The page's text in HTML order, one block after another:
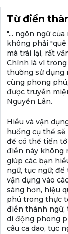
Từ điển
"... ngôn ngữ
không phải
mà trái lại, rất
Chính là vì
thường sử dụng
cùng phong
được truyền
Nguyễn Lân.
Hiểu và vận
huống cụ thể
để có thể tiến
điển này không
giúp các bạn
ngữ, tục ngữ;
vận dụng vào
sáng hơn, hiệu
phú trong thực
điển thành ngữ,
di động phong
câu ca dao, tục